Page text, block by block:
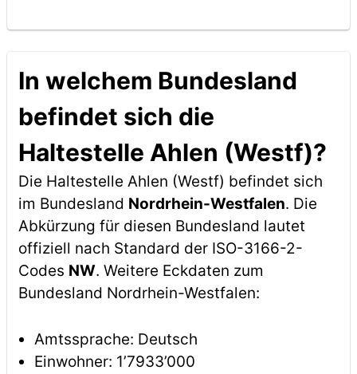
In welchem Bundesland
befindet sich die
Haltestelle Ahlen (Westf)?
Die Haltestelle Ahlen (Westf) befindet sich
im Bundesland Nordrhein-Westfalen. Die
Abkürzung für diesen Bundesland lautet
offiziell nach Standard der ISO-3166-2-
Codes NW. Weitere Eckdaten zum
Bundesland Nordrhein-Westfalen:
Amtssprache: Deutsch
Einwohner: 1’7933’000